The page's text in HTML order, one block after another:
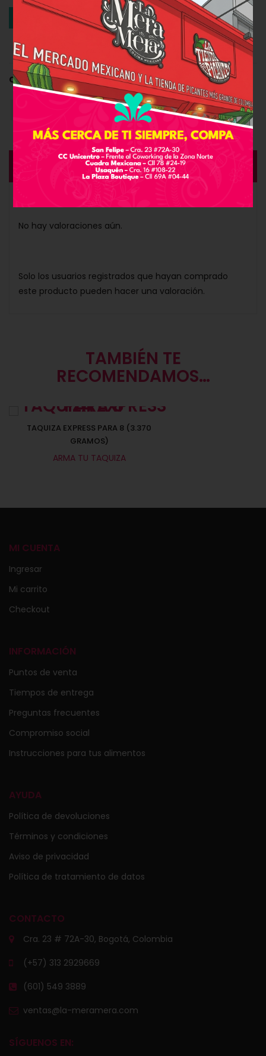
AÑADIR AL CARRITO
Categoría: Combos,Taquizas
VALORACIONES (0)
Valoraciones
No hay valoraciones aún.
Solo los usuarios registrados que hayan comprado
este producto pueden hacer una valoración.
TAMBIÉN TE
RECOMENDAMOS…
TAQUIZA EXPRESS PARA 8 (3.370
GRAMOS)
ARMA TU TAQUIZA
MI CUENTA
Ingresar
Mi carrito
Checkout
INFORMACIÓN
Puntos de venta
Tiempos de entrega
Preguntas frecuentes
Compromiso social
Instrucciones para tus alimentos
AYUDA
Política de devoluciones
Términos y condiciones
Aviso de privacidad
Política de tratamiento de datos
CONTACTO
Cra. 23 # 72A-30, Bogotá, Colombia
(+57) 313 2929669
(601) 549 3889
ventas@la-meramera.com
SÍGUENOS EN: